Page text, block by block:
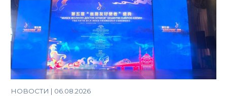
НОВОСТИ | 06.08.2026